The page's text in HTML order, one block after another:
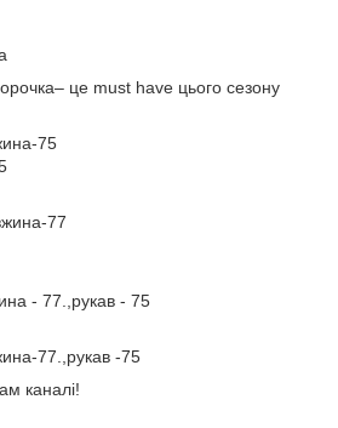
це must have цього сезону
75
77
- 77.,рукав - 75
77.,рукав -75
каналі!